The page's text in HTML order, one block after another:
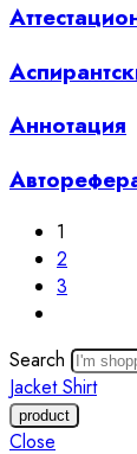
Аннотация
1
2
3
Search
JacketShirt
Close